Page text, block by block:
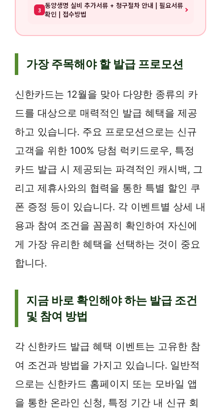
3 동양생명 실비 추가서류 + 청구절차 안내 | 필요서류
확인 | 접수방법
가장 주목해야 할 발급 프로모션
신한카드는 12월을 맞아 다양한 종류의 카
드를 대상으로 매력적인 발급 혜택을 제공
하고 있습니다. 주요 프로모션으로는 신규
고객을 위한 100% 당첨 럭키드로우, 특정
카드 발급 시 제공되는 파격적인 캐시백, 그
리고 제휴사와의 협력을 통한 특별 할인 쿠
폰 증정 등이 있습니다. 각 이벤트별 상세 내
용과 참여 조건을 꼼꼼히 확인하여 자신에
게 가장 유리한 혜택을 선택하는 것이 중요
합니다.
지금 바로 확인해야 하는 발급 조건
및 참여 방법
각 신한카드 발급 혜택 이벤트는 고유한 참
여 조건과 방법을 가지고 있습니다. 일반적
으로는 신한카드 홈페이지 또는 모바일 앱
을 통한 온라인 신청, 특정 기간 내 신규 회